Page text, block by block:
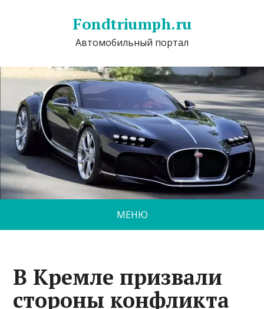
Fondtriumph.ru
Автомобильный портал
МЕНЮ
В Кремле призвали
стороны конфликта